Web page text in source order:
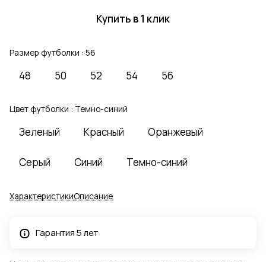
Купить в 1 клик
Размер футболки : 56
48 50 52 54 56
Цвет футболки : Темно-синий
Зеленый Красный Оранжевый
Серый Синий Темно-синий
ХарактеристикиОписание
Гарантия 5 лет